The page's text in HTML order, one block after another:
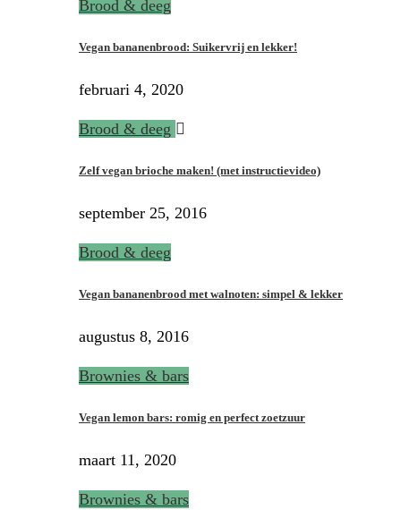
Brood & deeg
Vegan bananenbrood: Suikervrij en lekker!
februari 4, 2020
Brood & deeg
Zelf vegan brioche maken! (met instructievideo)
september 25, 2016
Brood & deeg
Vegan bananenbrood met walnoten: simpel & lekker
augustus 8, 2016
Brownies & bars
Vegan lemon bars: romig en perfect zoetzuur
maart 11, 2020
Brownies & bars